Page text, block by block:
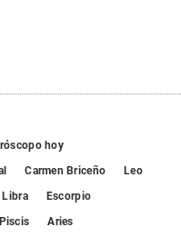
hoy
Carmen Briceño
Leo
Libra
Escorpio
Piscis
Aries